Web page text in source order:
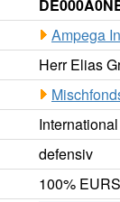
Ampega
Herr Elias
International
defensiv
100%